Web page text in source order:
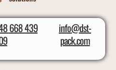
668 439
info@dst-
pack.com